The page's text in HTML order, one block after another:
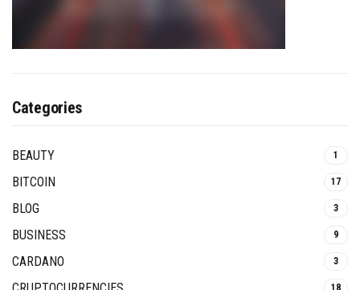
Categories
BEAUTY 1
BITCOIN 17
BLOG 3
BUSINESS 9
CARDANO 3